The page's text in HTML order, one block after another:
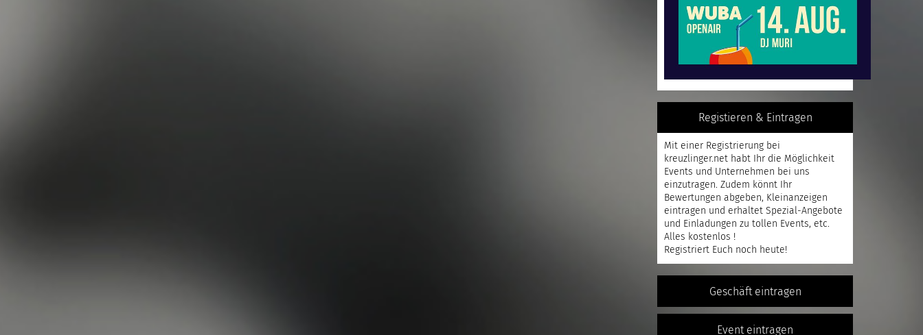
Registieren & Eintragen
Mit einer Registrierung bei
kreuzlinger.net habt Ihr die Möglichkeit
Events und Unternehmen bei uns
einzutragen. Zudem könnt Ihr
Bewertungen abgeben, Kleinanzeigen
eintragen und erhaltet Spezial-Angebote
und Einladungen zu tollen Events, etc.
Alles kostenlos !
Registriert Euch noch heute!
Geschäft eintragen
Event eintragen